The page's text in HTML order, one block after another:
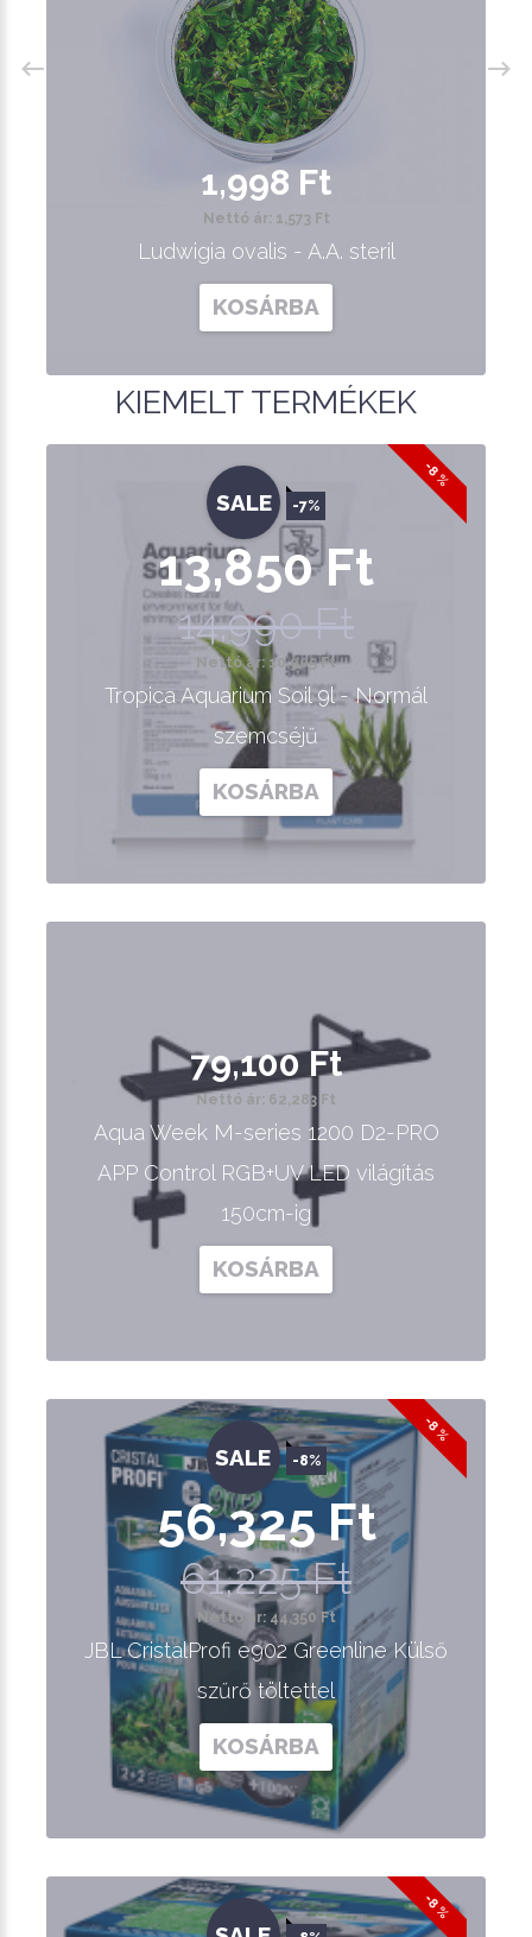
1,998 Ft
Nettó ár: 1,573 Ft
Ludwigia ovalis - A.A. steril
KOSÁRBA
KIEMELT TERMÉKEK
-8 %
SALE -7%
13,850 Ft
14,990 Ft
Nettó ár: 10,905 Ft
Tropica Aquarium Soil 9l - Normál
szemcséjű
KOSÁRBA
79,100 Ft
Nettó ár: 62,283 Ft
Aqua Week M-series 1200 D2-PRO
APP Control RGB+UV LED világítás
150cm-ig
KOSÁRBA
-8 %
SALE -8%
56,325 Ft
61,225 Ft
Nettó ár: 44,350 Ft
JBL CristalProfi e902 Greenline Külső
szűrő töltettel
KOSÁRBA
-8 %